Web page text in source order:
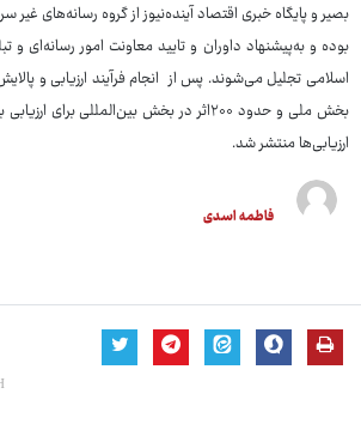
بصیر و پایگاه خبری اقتصاد آینده‌نیوز از گروه رسانه‌های
بوده و به‌پیشنهاد داوران و تایید معاونت امور رسانه‌ای و
بخش ملی و حدود ۲۰۰اثر در بخش بین‌المللی برای
ارزیابی‌ها منتشر شد.
فاطمه اسدی